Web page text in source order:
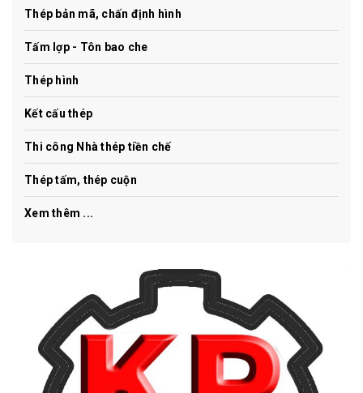
Thép bản mã, chấn định hình
Tấm lợp - Tôn bao che
Thép hình
Kết cấu thép
Thi công Nhà thép tiền chế
Thép tấm, thép cuộn
Xem thêm ...